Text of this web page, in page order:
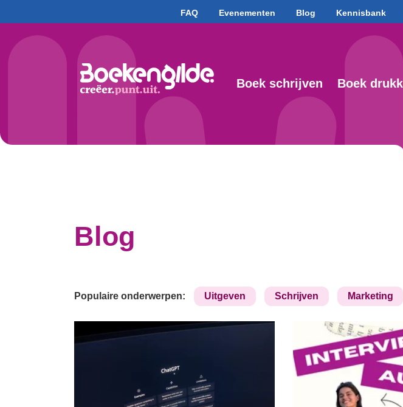
FAQ Evenementen Blog Kennisbank
Boek schrijven Boek
Blog
Populaire onderwerpen: Uitgeven Schrijven Marketing